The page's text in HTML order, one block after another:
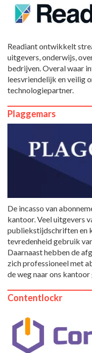
Readiant ontwikkelt
uitgevers, onderwijs,
bedrijven. Overal waar
leesvriendelijk en veilig
technologiepartner.
Plaggemars
De incasso van
kantoor. Veel uitgevers
publiekstijdschriften en
tevredenheid gebruik
Daarnaast hebben de
zich professioneel met
de weg naar ons kantoor
Contentlockr